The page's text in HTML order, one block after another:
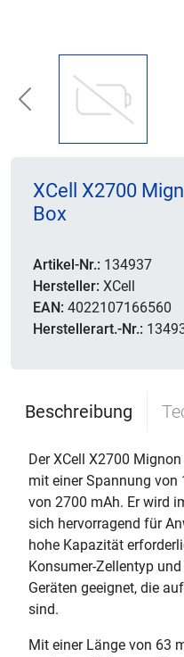
Previous
XCell X2700
Box
Artikel-Nr.: 134937
Hersteller: XCell
EAN: 4022107166560
Herstellerart.-Nr.:
Beschreibung
Der XCell X2700
mit einer Spannung von
von 2700 mAh. Er wird
sich hervorragend für
hohe Kapazität
Konsumer-Zellentyp
Geräten geeignet, die
sind.
Mit einer Länge von 63